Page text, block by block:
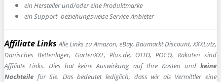
ein Hersteller und/oder eine Produktmarke
ein Support- beziehungsweise Service-Anbieter
Affiliate Links Alle Links zu Amazon, eBay, Baumarkt Discount, XXXLutz,
Dänisches Bettenlager, GartenXXL, Plus.de, OTTO, POCO, Rakuten sind
Affiliate Links. Dies hat keine Auswirkung auf Ihre Kosten und keine
Nachteile für Sie. Das bedeutet lediglich, dass wir als Vermittler eine